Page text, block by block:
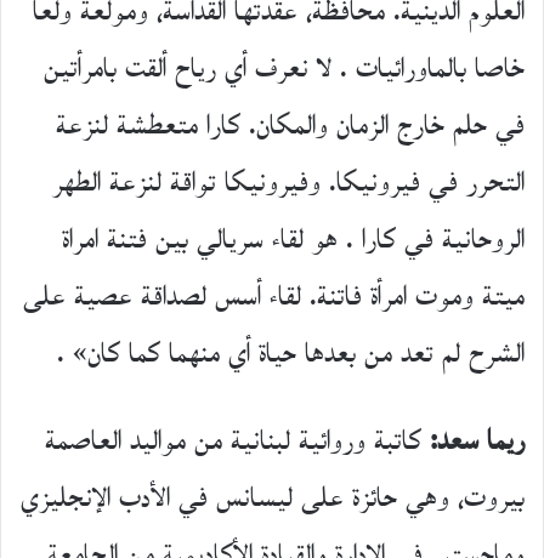
العلوم الدينية. محافظة، عقدتها القداسة، ومولعة ولعا
خاصا بالماورائيات . لا نعرف أي رياح ألقت بامرأتين
في حلم خارج الزمان والمكان. كارا متعطشة لنزعة
التحرر في فيرونيكا. وفيرونيكا تواقة لنزعة الطهر
الروحانية في كارا . هو لقاء سريالي بين فتنة امراة
ميتة وموت امرأة فاتنة. لقاء أسس لصداقة عصية على
الشرح لم تعد من بعدها حياة أي منهما كما كان» .
ريما سعد:كاتبة وروائية لبنانية من مواليد العاصمة
بيروت، وهي حائزة على ليسانس في الأدب الإنجليزي